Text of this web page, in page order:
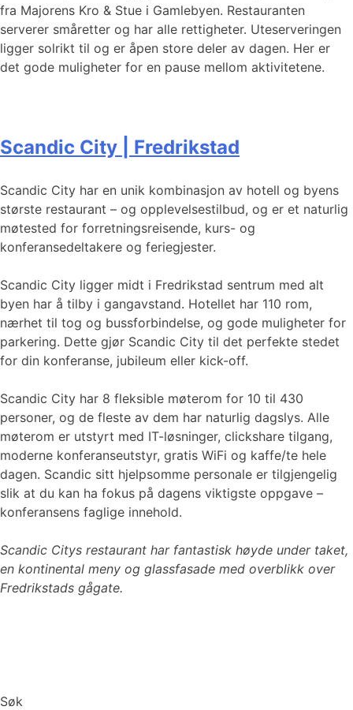
fra Majorens Kro & Stue i Gamlebyen. Restauranten
serverer småretter og har alle rettigheter. Uteserveringen
ligger solrikt til og er åpen store deler av dagen. Her er
det gode muligheter for en pause mellom aktivitetene.
Scandic City | Fredrikstad
Scandic City har en unik kombinasjon av hotell og byens
største restaurant – og opplevelsestilbud, og er et naturlig
møtested for forretningsreisende, kurs- og
konferansedeltakere og feriegjester.
Scandic City ligger midt i Fredrikstad sentrum med alt
byen har å tilby i gangavstand. Hotellet har 110 rom,
nærhet til tog og bussforbindelse, og gode muligheter for
parkering. Dette gjør Scandic City til det perfekte stedet
for din konferanse, jubileum eller kick-off.
Scandic City har 8 fleksible møterom for 10 til 430
personer, og de fleste av dem har naturlig dagslys. Alle
møterom er utstyrt med IT-løsninger, clickshare tilgang,
moderne konferanseutstyr, gratis WiFi og kaffe/te hele
dagen. Scandic sitt hjelpsomme personale er tilgjengelig
slik at du kan ha fokus på dagens viktigste oppgave –
konferansens faglige innehold.
Scandic Citys restaurant har fantastisk høyde under taket,
en kontinental meny og glassfasade med overblikk over
Fredrikstads gågate.
Søk